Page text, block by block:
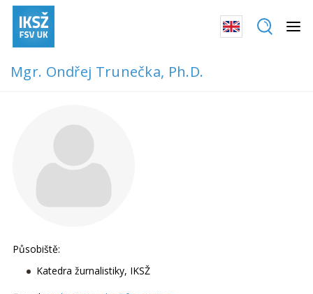
Mgr. Ondřej Trunečka, Ph.D.
Působiště:
Katedra žurnalistiky, IKSŽ